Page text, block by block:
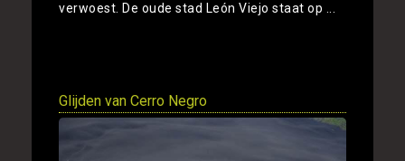
verwoest. De oude stad León Viejo staat op ...
Glijden van Cerro Negro